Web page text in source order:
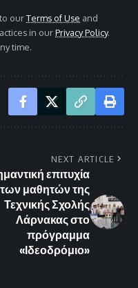
ourTerms of Use and
in ourPrivacy Policy.
time.
NEXT ARTICLE
επιτυχία
των μαθητών της
Τεχνικής Σχολής
Λάρνακας στο
πρόγραμμα
«Ιδεοδρόμιο»